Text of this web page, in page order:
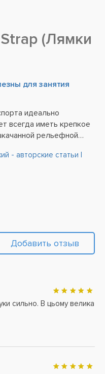
(Лямки
для занятия
идеально
всегда иметь крепкое
рельефной
Бодибилдеру
а также
- авторские статьи |
Добавить отзыв
сильно. В цьому велика